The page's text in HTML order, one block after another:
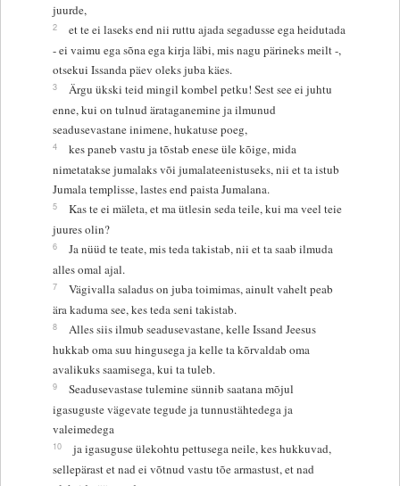
juurde,
2
et te ei laseks end nii ruttu ajada segadusse ega heidutada
- ei vaimu ega sõna ega kirja läbi, mis nagu pärineks meilt -,
otsekui Issanda päev oleks juba käes.
3
Ärgu ükski teid mingil kombel petku! Sest see ei juhtu
enne, kui on tulnud ärataganemine ja ilmunud
seadusevastane inimene, hukatuse poeg,
4
kes paneb vastu ja tõstab enese üle kõige, mida
nimetatakse jumalaks või jumalateenistuseks, nii et ta istub
Jumala templisse, lastes end paista Jumalana.
5
Kas te ei mäleta, et ma ütlesin seda teile, kui ma veel teie
juures olin?
6
Ja nüüd te teate, mis teda takistab, nii et ta saab ilmuda
alles omal ajal.
7
Vägivalla saladus on juba toimimas, ainult vahelt peab
ära kaduma see, kes teda seni takistab.
8
Alles siis ilmub seadusevastane, kelle Issand Jeesus
hukkab oma suu hingusega ja kelle ta kõrvaldab oma
avalikuks saamisega, kui ta tuleb.
9
Seadusevastase tulemine sünnib saatana mõjul
igasuguste vägevate tegude ja tunnustähtedega ja
valeimedega
10
ja igasuguse ülekohtu pettusega neile, kes hukkuvad,
sellepärast et nad ei võtnud vastu tõe armastust, et nad